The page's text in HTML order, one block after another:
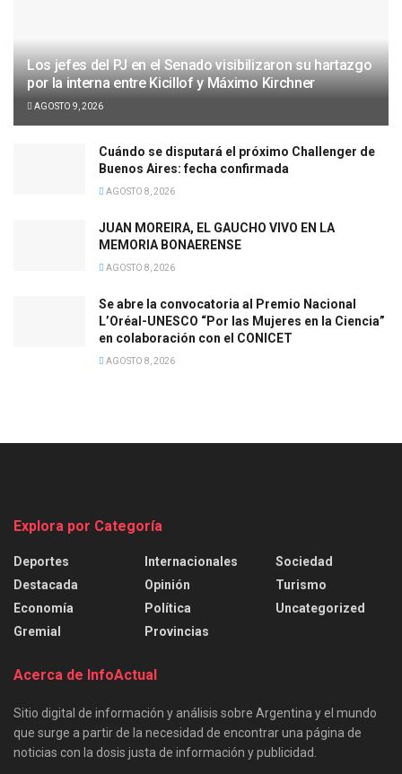
Los jefes del PJ en el Senado visibilizaron su hartazgo
por la interna entre Kicillof y Máximo Kirchner
AGOSTO 9, 2026
Cuándo se disputará el próximo Challenger de
Buenos Aires: fecha confirmada
AGOSTO 8, 2026
JUAN MOREIRA, EL GAUCHO VIVO EN LA
MEMORIA BONAERENSE
AGOSTO 8, 2026
Se abre la convocatoria al Premio Nacional
L’Oréal-UNESCO “Por las Mujeres en la Ciencia”
en colaboración con el CONICET
AGOSTO 8, 2026
Explora por Categoría
Deportes
Destacada
Economía
Gremial
Internacionales
Opinión
Política
Provincias
Sociedad
Turismo
Uncategorized
Acerca de InfoActual
Sitio digital de información y análisis sobre Argentina y el mundo
que surge a partir de la necesidad de encontrar una página de
noticias con la dosis justa de información y publicidad.